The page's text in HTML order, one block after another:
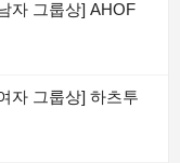
자 그룹상] AHOF
자 그룹상] 하츠투